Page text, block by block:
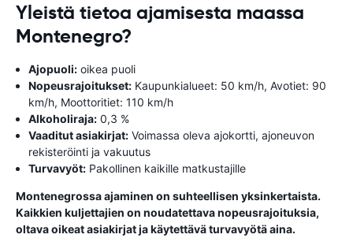
Yleistä tietoa ajamisesta maassa
Montenegro?
Ajopuoli: oikea puoli
Nopeusrajoitukset: Kaupunkialueet: 50 km/h, Avotiet: 90
km/h, Moottoritiet: 110 km/h
Alkoholiraja: 0,3 %
Vaaditut asiakirjat: Voimassa oleva ajokortti, ajoneuvon
rekisteröinti ja vakuutus
Turvavyöt: Pakollinen kaikille matkustajille
Montenegrossa ajaminen on suhteellisen yksinkertaista.
Kaikkien kuljettajien on noudatettava nopeusrajoituksia,
oltava oikeat asiakirjat ja käytettävä turvavyötä aina.